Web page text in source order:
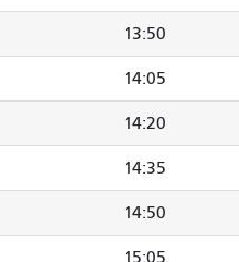
13:50
14:05
14:20
14:35
14:50
15:05